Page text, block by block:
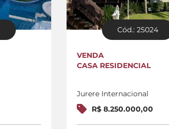
Cód.: 25024
VENDA
CASA RESIDENCIAL
Jurere Internacional
R$ 8.250.000,00